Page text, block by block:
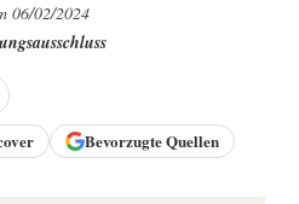
06/02/2024
Bevorzugte Quellen